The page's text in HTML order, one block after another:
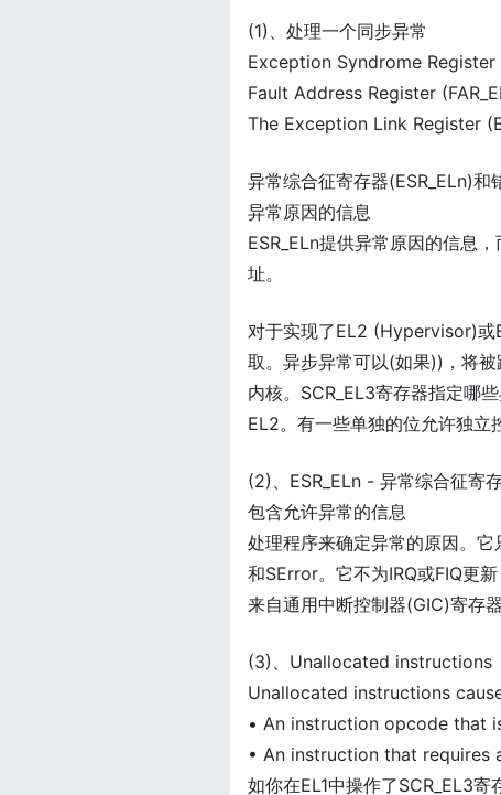
(1)、处理一个同步异常
Exception Syndrome Register
Fault Address Register
The Exception Link Register
异常综合征寄存器(ESR_ELn)
异常原因的信息
ESR_ELn提供异常原因的信息
址。
对于实现了EL2 (Hypervisor)或
取。异步异常可以(如果))，将
内核。SCR_EL3寄存器指定哪
EL2。有一些单独的位允许独立
(2)、ESR_ELn - 异常综合征寄
包含允许异常的信息
处理程序来确定异常的原因。
和SError。它不为IRQ或FIQ更
来自通用中断控制器(GIC)寄存
(3)、Unallocated instructions
Unallocated instructions
• An instruction opcode that
• An instruction that
如你在EL1中操作了SCR_EL3寄